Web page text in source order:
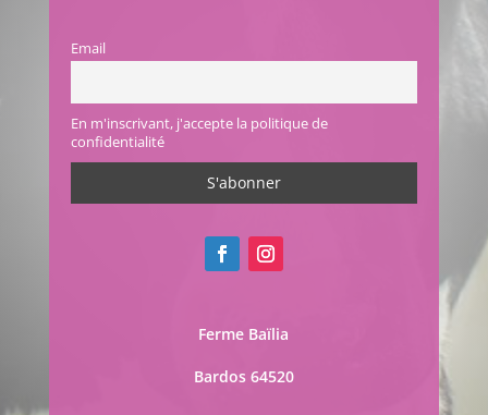
Email
En m'inscrivant, j'accepte la politique de
confidentialité
Ferme Baïlia
Bardos 64520